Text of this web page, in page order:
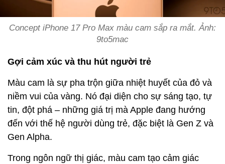
Concept iPhone 17 Pro Max màu cam sắp ra mắt. Ảnh:
9to5mac
Gợi cảm xúc và thu hút người trẻ
Màu cam là sự pha trộn giữa nhiệt huyết của đỏ và
niềm vui của vàng. Nó đại diện cho sự sáng tạo, tự
tin, đột phá – những giá trị mà Apple đang hướng
đến với thế hệ người dùng trẻ, đặc biệt là Gen Z và
Gen Alpha.
Trong ngôn ngữ thị giác, màu cam tạo cảm giác